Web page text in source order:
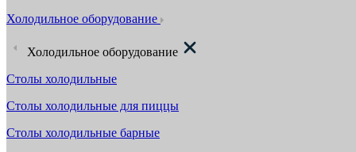
Холодильное оборудование
Холодильное оборудование
Столы холодильные
Столы холодильные для пиццы
Столы холодильные барные